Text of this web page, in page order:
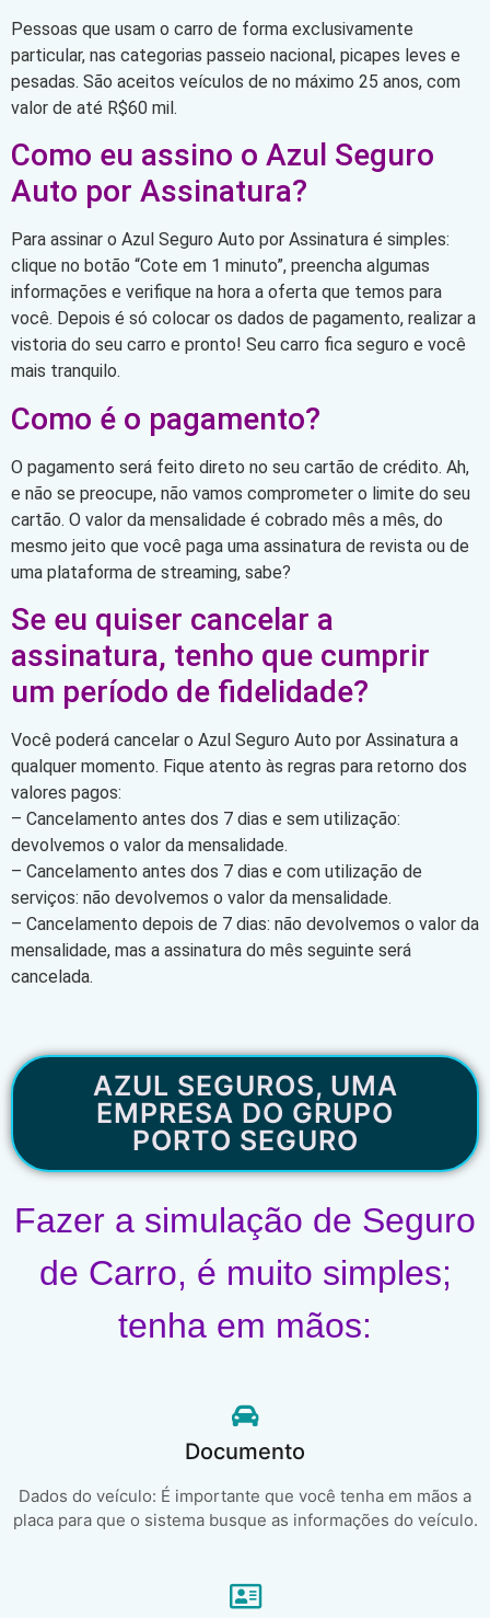
Pessoas que usam o carro de forma exclusivamente
particular, nas categorias passeio nacional, picapes leves e
pesadas. São aceitos veículos de no máximo 25 anos, com
valor de até R$60 mil.
Como eu assino o Azul Seguro
Auto por Assinatura?
Para assinar o Azul Seguro Auto por Assinatura é simples:
clique no botão “Cote em 1 minuto”, preencha algumas
informações e verifique na hora a oferta que temos para
você. Depois é só colocar os dados de pagamento, realizar a
vistoria do seu carro e pronto! Seu carro fica seguro e você
mais tranquilo.
Como é o pagamento?
O pagamento será feito direto no seu cartão de crédito. Ah,
e não se preocupe, não vamos comprometer o limite do seu
cartão. O valor da mensalidade é cobrado mês a mês, do
mesmo jeito que você paga uma assinatura de revista ou de
uma plataforma de streaming, sabe?
Se eu quiser cancelar a
assinatura, tenho que cumprir
um período de fidelidade?
Você poderá cancelar o Azul Seguro Auto por Assinatura a
qualquer momento. Fique atento às regras para retorno dos
valores pagos:
– Cancelamento antes dos 7 dias e sem utilização:
devolvemos o valor da mensalidade.
– Cancelamento antes dos 7 dias e com utilização de
serviços: não devolvemos o valor da mensalidade.
– Cancelamento depois de 7 dias: não devolvemos o valor da
mensalidade, mas a assinatura do mês seguinte será
cancelada.
AZUL SEGUROS, UMA
EMPRESA DO GRUPO
PORTO SEGURO
Fazer a simulação de Seguro
de Carro, é muito simples;
tenha em mãos:
Documento
Dados do veículo: É importante que você tenha em mãos a
placa para que o sistema busque as informações do veículo.